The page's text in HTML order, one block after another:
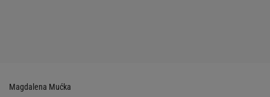
Magdalena Mućka